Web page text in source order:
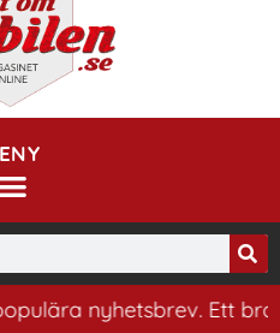
nyhetsbrev. Ett bra